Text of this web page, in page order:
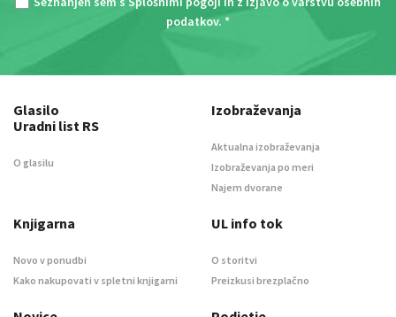
podatkov. *
Glasilo
Uradni list RS
O glasilu
Izobraževanja
Aktualna izobraževanja
Izobraževanja po meri
Najem dvorane
Knjigarna
Novo v ponudbi
Kako nakupovati v spletni knjigarni
UL info tok
O storitvi
Preizkusi brezplačno